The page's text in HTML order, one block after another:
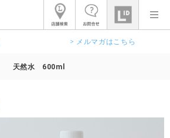
> メルマガはこちら
天然水 600ml